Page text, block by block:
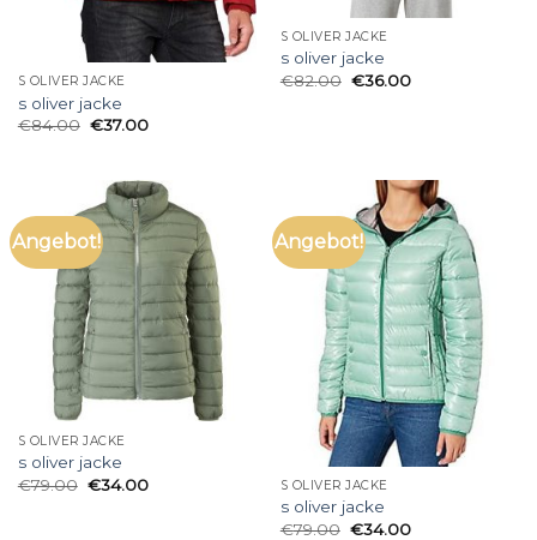
S OLIVER JACKE
s oliver jacke
€84.00 €37.00
S OLIVER JACKE
s oliver jacke
€82.00 €36.00
Angebot!
S OLIVER JACKE
s oliver jacke
€79.00 €34.00
Angebot!
S OLIVER JACKE
s oliver jacke
€79.00 €34.00